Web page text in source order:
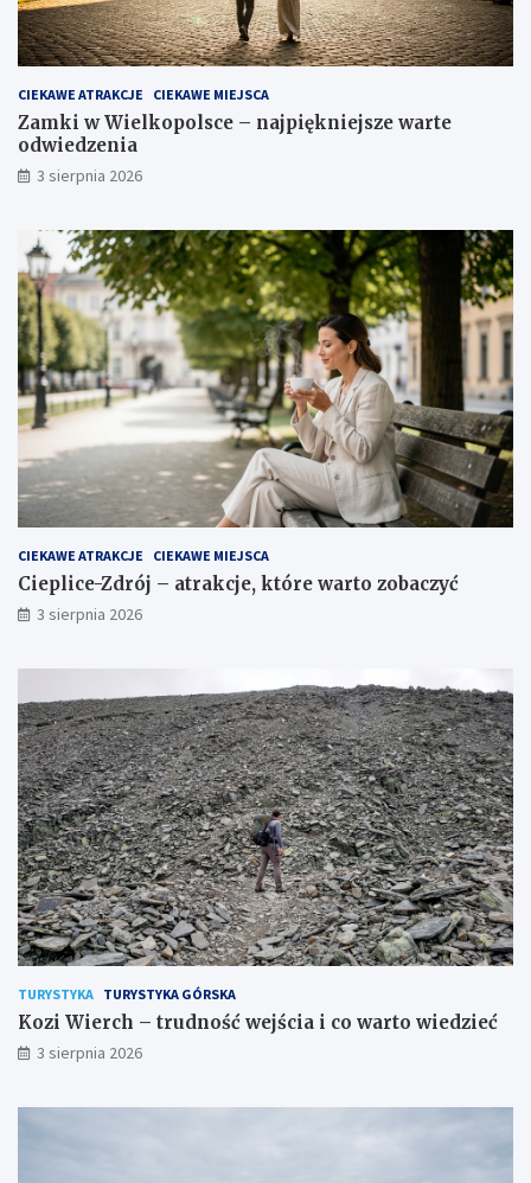
CIEKAWE ATRAKCJE CIEKAWE MIEJSCA
Zamki w Wielkopolsce – najpiękniejsze warte
odwiedzenia
3 sierpnia 2026
CIEKAWE ATRAKCJE CIEKAWE MIEJSCA
Cieplice-Zdrój – atrakcje, które warto zobaczyć
3 sierpnia 2026
TURYSTYKA TURYSTYKA GÓRSKA
Kozi Wierch – trudność wejścia i co warto wiedzieć
3 sierpnia 2026